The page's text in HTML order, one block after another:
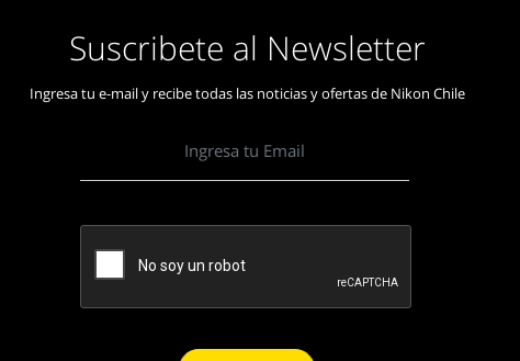
Suscribete al Newsletter
Ingresa tu e-mail y recibe todas las noticias y ofertas de Nikon Chile